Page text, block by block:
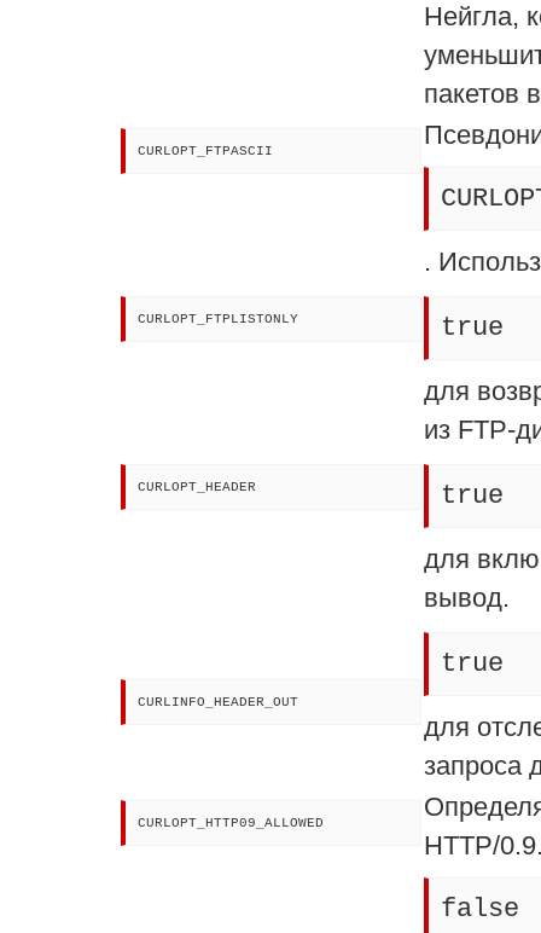
Нейгла,
пакетов
CURLOPT_FTPASCII
.
CURLOPT_FTPLISTONLY true
для
из FTP-
CURLOPT_HEADER true
для
вывод.
CURLINFO_HEADER_OUT
true
для
запроса
CURLOPT_HTTP09_ALLOWED
HTTP/
false